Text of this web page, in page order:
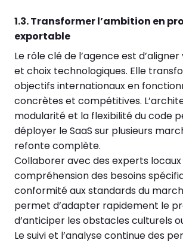
1.3. Transformer l’ambition en
exportable
Le rôle clé de l’agence est d’aligner
et choix technologiques. Elle
objectifs internationaux en
concrètes et compétitives.
modularité et la flexibilité du code
déployer le SaaS sur plusieurs
refonte complète.
Collaborer avec des experts
compréhension des besoins
conformité aux standards du
permet d’adapter rapidement le
d’anticiper les obstacles culturels
Le suivi et l’analyse continue des